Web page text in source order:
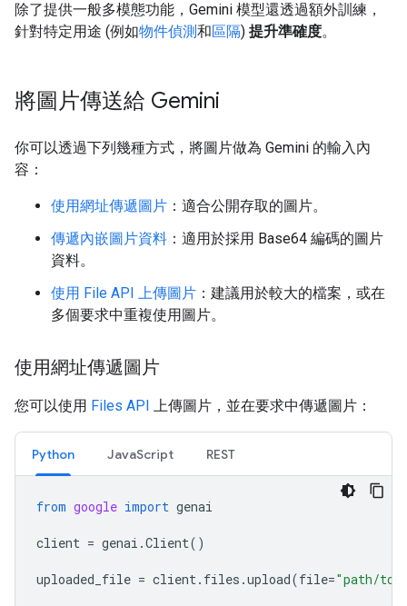
除了提供一般多模態功能，Gemini 模型還透過額外訓練，
針對特定用途 (例如物件偵測和區隔) 提升準確度。
將圖片傳送給 Gemini
你可以透過下列幾種方式，將圖片做為 Gemini 的輸入內
容：
使用網址傳遞圖片 ：適合公開存取的圖片。
傳遞內嵌圖片資料 ：適用於採用 Base64 編碼的圖片
資料。
使用 File API 上傳圖片 ：建議用於較大的檔案，或在
多個要求中重複使用圖片。
使用網址傳遞圖片
您可以使用 Files API 上傳圖片，並在要求中傳遞圖片：
Python JavaScript REST
from google import genai
client = genai .Client()
uploaded_file = client. files .upload(file="path/to/